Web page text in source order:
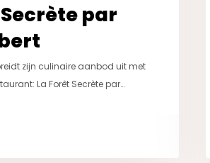
par
zijn culinaire aanbod uit met
La Forêt Secrète par…